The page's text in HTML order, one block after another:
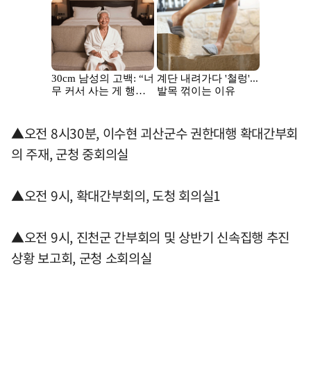
▲오전 8시30분, 이수현 괴산군수 권한대행 확대간부회
의 주재, 군청 중회의실
▲오전 9시, 확대간부회의, 도청 회의실1
▲오전 9시, 진천군 간부회의 및 상반기 신속집행 추진
상황 보고회, 군청 소회의실